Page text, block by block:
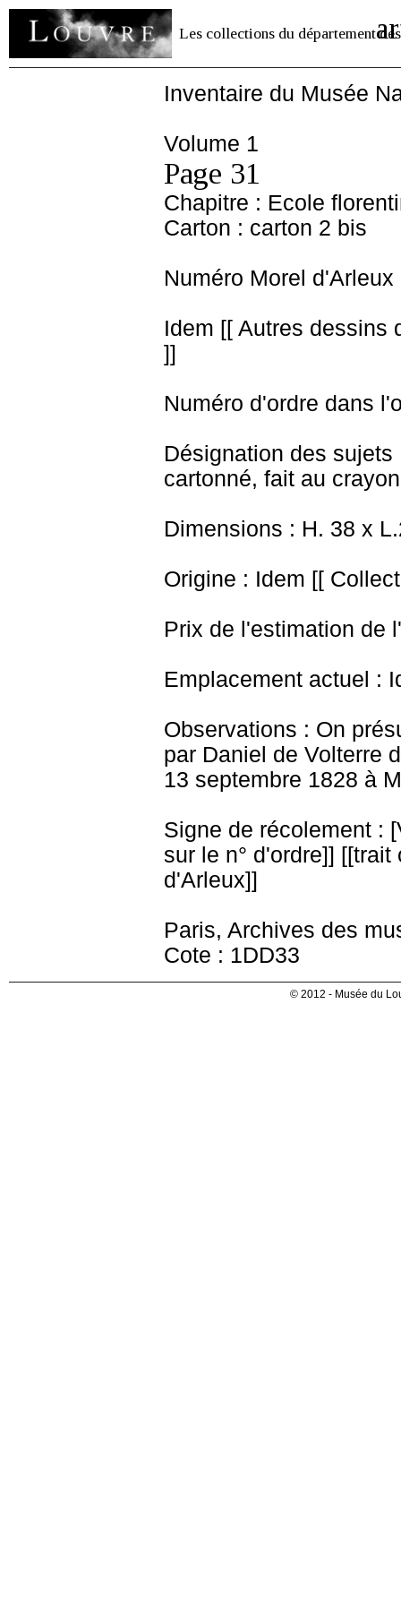
Les collections du département des
Inventaire du Musée
Volume 1
Page 31
Chapitre : Ecole
Carton : carton 2 bis
Numéro Morel d'Arleux
Idem [[ Autres dessins
]]
Numéro d'ordre dans
Désignation des
cartonné, fait au
Dimensions : H. 38 x
Origine : Idem [[
Prix de l'estimation de
Emplacement actuel :
Observations : On
par Daniel de Volterre
13 septembre 1828 à
Signe de récolement :
sur le n° d'ordre]]
d'Arleux]]
Paris, Archives des
Cote : 1DD33
© 2012 - Musée du